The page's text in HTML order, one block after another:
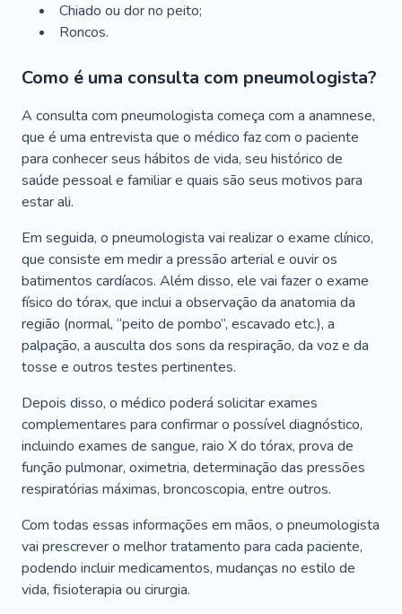
Chiado ou dor no peito;
Roncos.
Como é uma consulta com pneumologista?
A consulta com pneumologista começa com a anamnese,
que é uma entrevista que o médico faz com o paciente
para conhecer seus hábitos de vida, seu histórico de
saúde pessoal e familiar e quais são seus motivos para
estar ali.
Em seguida, o pneumologista vai realizar o exame clínico,
que consiste em medir a pressão arterial e ouvir os
batimentos cardíacos. Além disso, ele vai fazer o exame
físico do tórax, que inclui a observação da anatomia da
região (normal, “peito de pombo”, escavado etc.), a
palpação, a ausculta dos sons da respiração, da voz e da
tosse e outros testes pertinentes.
Depois disso, o médico poderá solicitar exames
complementares para confirmar o possível diagnóstico,
incluindo exames de sangue, raio X do tórax, prova de
função pulmonar, oximetria, determinação das pressões
respiratórias máximas, broncoscopia, entre outros.
Com todas essas informações em mãos, o pneumologista
vai prescrever o melhor tratamento para cada paciente,
podendo incluir medicamentos, mudanças no estilo de
vida, fisioterapia ou cirurgia.